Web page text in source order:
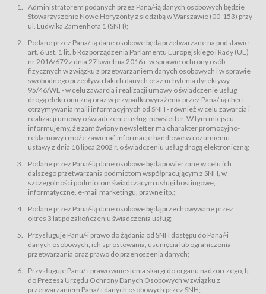
Bilety – wybrane dokumenty potwierdzające zawarcie umowy z
Usługodawcą i uprawniające do wzięcia udziału w Wydarzeniu,
przewidziane przez Usługodawcę dla danego Wydarzenia, tj. uprawniające
do uczestnictwa w wielu albo w pojedynczych seansach filmowych,
Sklep – sklep internetowy prowadzony przez Usługodawcę w Serwisie;
Regulamin – niniejszy regulamin.
§ 2
Postanowienia ogólne
Regulamin określa zasady:
świadczenia Usługobiorcom Usług przez Usługodawcę, z
zastrzeżeniem usług, o których mowa w ust. 2 pkt. 4 i 5 poniżej, których
zasady świadczenia precyzują odrębne regulaminy,
przetwarzania przez Usługodawcę danych osobowych Usługobiorców
będących osobami fizycznymi.
świadczy Usługi drogą elektroniczną w rozumieniu ustawy z dnia 18 lipca
2002 r. o świadczeniu usług drogą elektroniczną (Dz.U. z 2002 r., Nr 144, poz.
1204, z późń. zm.). Usługi świadczone są nieodpłatnie.
usługę przeglądania i odczytywania przez Usługobiorców materiałów
zamieszczanych w Serwisie,
usługę utrzymywania konta użytkownika w Serwisie,
usługę newsletter,
usługę zawierania na odległość umów nabycia Karnetów i Biletów,
usługę zawierania na odległość umów sprzedaży w Sklepie.
dnia 18 lipca 2002 r. o świadczeniu usług drogą elektroniczną (Dz.U. z 2002
r., Nr 144, poz. 1204, z późń. zm.). Usługi świadczone są nieodpłatnie.
Na zasadach określonych w Regulaminie dostęp do Serwisu jest otwarty dla
Administratorem podanych przez Pana/-ią danych osobowych będzie
Stowarzyszenie Nowe Horyzonty z siedzibą w Warszawie (00-153) przy
ul. Ludwika Zamenhofa 1 (SNH);
Podane przez Pana/-ią dane osobowe będą przetwarzane na podstawie
art. 6 ust. 1 lit. b Rozporządzenia Parlamentu Europejskiego i Rady (UE)
nr 2016/679 z dnia 27 kwietnia 2016 r. w sprawie ochrony osób
fizycznych w związku z przetwarzaniem danych osobowych i w sprawie
swobodnego przepływu takich danych oraz uchylenia dyrektywy
95/46/WE - w celu zawarcia i realizacji umowy o świadczenie usług
drogą elektroniczną oraz w przypadku wyrażenia przez Pana/-ią chęci
otrzymywania maili informacyjnych od SNH - również w celu zawarcia i
realizacji umowy o świadczenie usługi newsletter. W tym miejscu
informujemy, że zamówiony newsletter ma charakter promocyjno-
reklamowy i może zawierać informacje handlowe w rozumieniu
ustawy z dnia 18 lipca 2002 r. o świadczeniu usług drogą elektroniczną;
Podane przez Pana/-ią dane osobowe będą powierzane w celu ich
dalszego przetwarzania podmiotom współpracującym z SNH, w
szczególności podmiotom świadczącym usługi hostingowe,
informatyczne, e-mail marketingu, prawne itp.;
Podane przez Pana/-ią dane osobowe będą przechowywane przez
okres 3 lat po zakończeniu świadczenia usług;
Przysługuje Panu/-i prawo do żądania od SNH dostępu do Pana/-i
danych osobowych, ich sprostowania, usunięcia lub ograniczenia
przetwarzania oraz prawo do przenoszenia danych;
Przysługuje Panu/-i prawo wniesienia skargi do organu nadzorczego, tj.
do Prezesa Urzędu Ochrony Danych Osobowych w związku z
przetwarzaniem Pana/-i danych osobowych przez SNH;